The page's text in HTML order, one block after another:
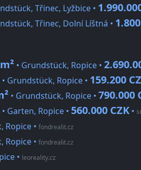
Třinec, Lyžbice •
Třinec, Dolní Líštná •
• Grundstück, Ropice •
• Grundstück, Ropice • 159.200
• Grundstück, Ropice • 790.000
• Garten, Ropice • 560.000 CZK •
Ropice • fondrealit.cz
Ropice • fondrealit.cz
• leoreality.cz